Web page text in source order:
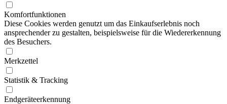
Komfortfunktionen
Diese Cookies werden genutzt um das Einkaufserlebnis noch
ansprechender zu gestalten, beispielsweise für die Wiedererkennung
des Besuchers.
Merkzettel
Statistik & Tracking
Endgeräteerkennung